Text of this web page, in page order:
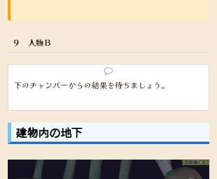
９ 人物Ｂ
下のチャンバーからの結果を待ちましょう。
建物内の地下